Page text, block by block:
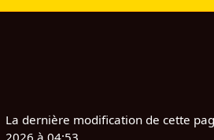
La dernière modification de cette
2026 à 04:53.